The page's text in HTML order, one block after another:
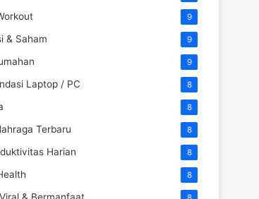
9
& Saham 9
9
Laptop / PC 8
8
Terbaru 8
Harian 8
8